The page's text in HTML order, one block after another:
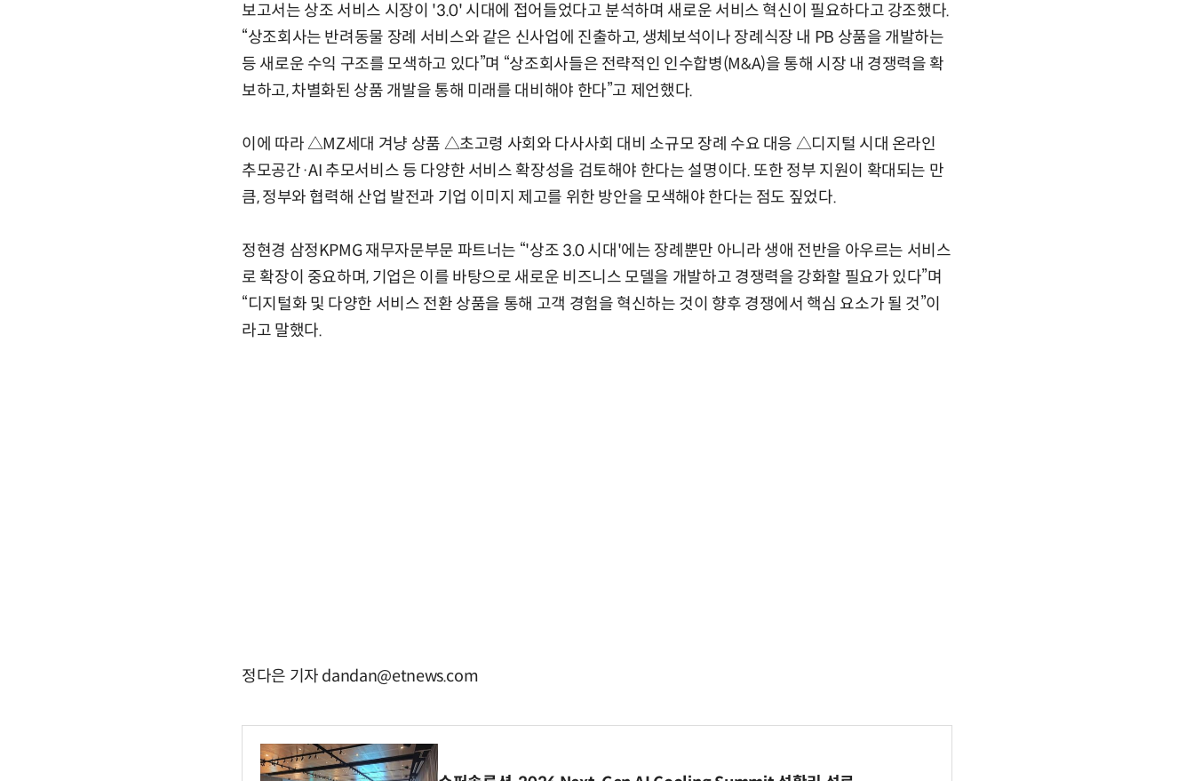
보고서는 상조 서비스 시장이 '3.0' 시대에 접어들었다고 분석하며 새로운 서비스 혁신이 필요하다고 강조했다.
“상조회사는 반려동물 장례 서비스와 같은 신사업에 진출하고, 생체보석이나 장례식장 내 PB 상품을 개발하는
등 새로운 수익 구조를 모색하고 있다”며 “상조회사들은 전략적인 인수합병(M&A)을 통해 시장 내 경쟁력을 확
보하고, 차별화된 상품 개발을 통해 미래를 대비해야 한다”고 제언했다.
이에 따라 △MZ세대 겨냥 상품 △초고령 사회와 다사사회 대비 소규모 장례 수요 대응 △디지털 시대 온라인
추모공간·AI 추모서비스 등 다양한 서비스 확장성을 검토해야 한다는 설명이다. 또한 정부 지원이 확대되는 만
큼, 정부와 협력해 산업 발전과 기업 이미지 제고를 위한 방안을 모색해야 한다는 점도 짚었다.
정현경 삼정KPMG 재무자문부문 파트너는 “'상조 3.0 시대'에는 장례뿐만 아니라 생애 전반을 아우르는 서비스
로 확장이 중요하며, 기업은 이를 바탕으로 새로운 비즈니스 모델을 개발하고 경쟁력을 강화할 필요가 있다”며
“디지털화 및 다양한 서비스 전환 상품을 통해 고객 경험을 혁신하는 것이 향후 경쟁에서 핵심 요소가 될 것”이
라고 말했다.
정다은 기자 dandan@etnews.com